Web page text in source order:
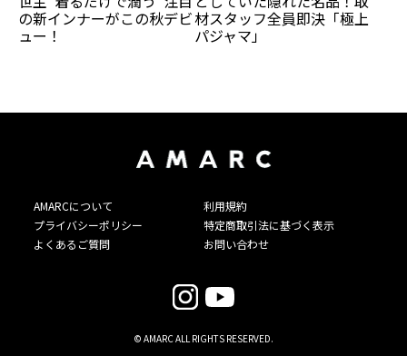
の新インナーがこの秋デビ
ュー！
材スタッフ全員即決「極上
パジャマ」
AMARCについて
利用規約
プライバシーポリシー
特定商取引法に基づく表示
よくあるご質問
お問い合わせ
© AMARC ALL RIGHTS RESERVED.